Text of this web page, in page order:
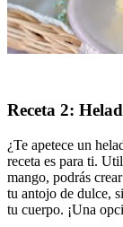
Receta 2:
¿Te apetece un
receta es para ti.
mango, podrás
tu antojo de dulce,
tu cuerpo. ¡Una